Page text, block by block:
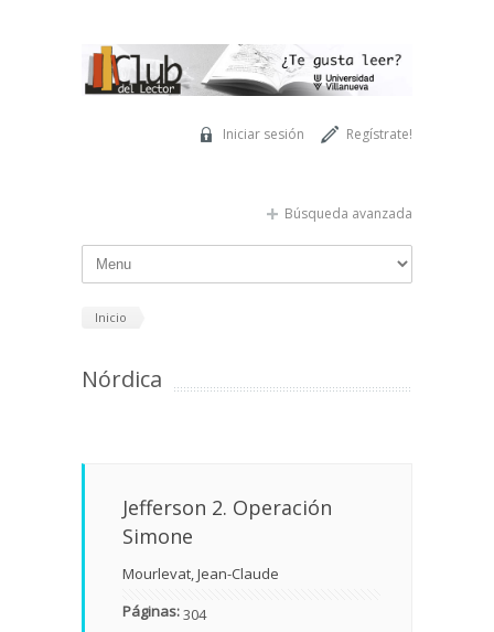
Regístrate!
Iniciar sesión
Búsqueda avanzada
Inicio
Nórdica
Jefferson 2. Operación
Simone
Mourlevat, Jean-Claude
Páginas:304